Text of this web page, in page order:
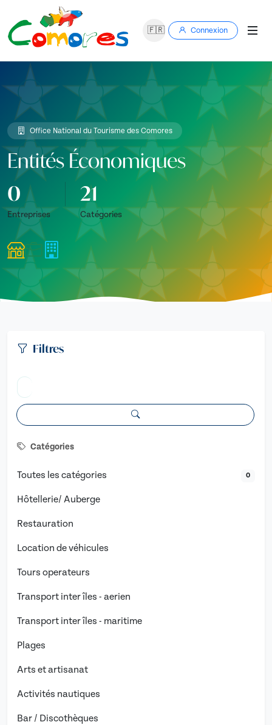
🇫🇷 Connexion
Office National du Tourisme des Comores
Entités Économiques
0
Entreprises
21
Catégories
Filtres
Catégories
Toutes les catégories 0
Hôtellerie/ Auberge
Restauration
Location de véhicules
Tours operateurs
Transport inter îles - aerien
Transport inter îles - maritime
Plages
Arts et artisanat
Activités nautiques
Bar / Discothèques